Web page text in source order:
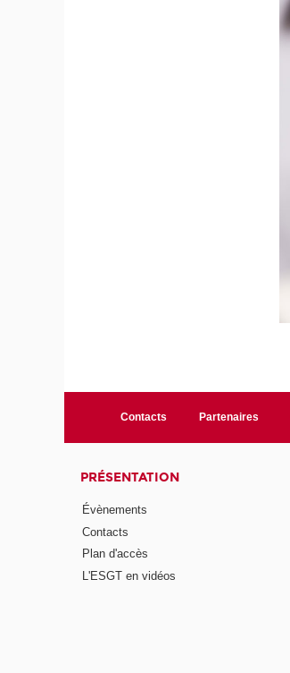
Contacts Partenaires
PRÉSENTATION
Évènements
Contacts
Plan d'accès
L'ESGT en vidéos